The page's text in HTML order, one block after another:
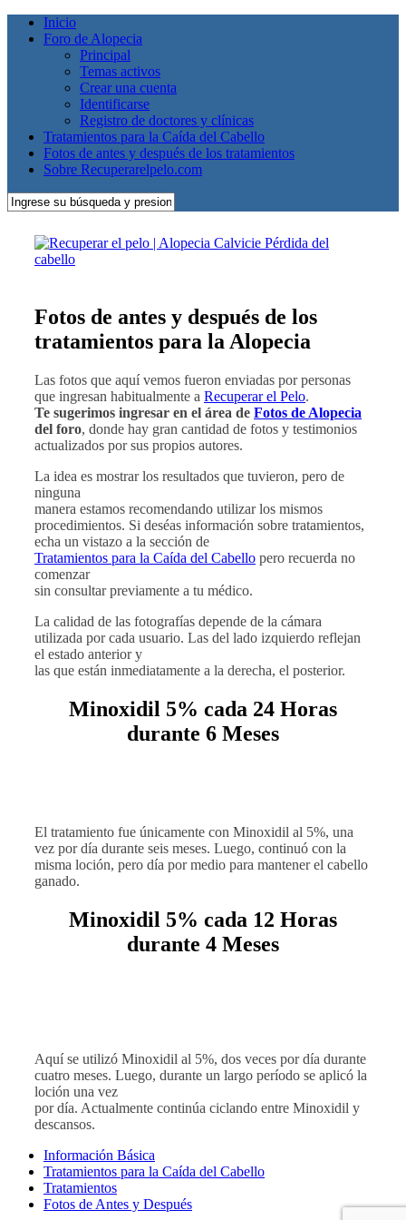
Inicio
Foro de Alopecia
Principal
Temas activos
Crear una cuenta
Identificarse
Registro de doctores y clínicas
Tratamientos para la Caída del Cabello
Fotos de antes y después de los tratamientos
Sobre Recuperarelpelo.com
Fotos de antes y después de los
tratamientos para la Alopecia
Las fotos que aquí vemos fueron enviadas por personas
que ingresan habitualmente a Recuperar el Pelo.
Te sugerimos ingresar en el área de Fotos de Alopecia
del foro, donde hay gran cantidad de fotos y testimonios
actualizados por sus propios autores.
La idea es mostrar los resultados que tuvieron, pero de
ninguna
manera estamos recomendando utilizar los mismos
procedimientos. Si deséas información sobre tratamientos,
echa un vistazo a la sección de
Tratamientos para la Caída del Cabello pero recuerda no
comenzar
sin consultar previamente a tu médico.
La calidad de las fotografías depende de la cámara
utilizada por cada usuario. Las del lado izquierdo reflejan
el estado anterior y
las que están inmediatamente a la derecha, el posterior.
Minoxidil 5% cada 24 Horas
durante 6 Meses
El tratamiento fue únicamente con Minoxidil al 5%, una
vez por día durante seis meses. Luego, continuó con la
misma loción, pero día por medio para mantener el cabello
ganado.
Minoxidil 5% cada 12 Horas
durante 4 Meses
Aquí se utilizó Minoxidil al 5%, dos veces por día durante
cuatro meses. Luego, durante un largo período se aplicó la
loción una vez
por día. Actualmente continúa ciclando entre Minoxidil y
descansos.
Información Básica
Tratamientos para la Caída del Cabello
Tratamientos
Fotos de Antes y Después